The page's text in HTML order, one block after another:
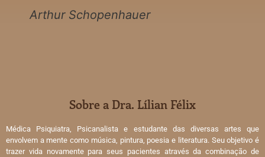
Arthur Schopenhauer
Sobre a Dra. Lílian Félix
Médica Psiquiatra, Psicanalista e estudante das diversas artes que
envolvem a mente como música, pintura, poesia e literatura. Seu objetivo é
trazer vida novamente para seus pacientes através da combinação de